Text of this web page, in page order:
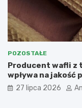
POZOSTAŁE
Producent wafli z
wpływa na jakość
27 lipca 2026